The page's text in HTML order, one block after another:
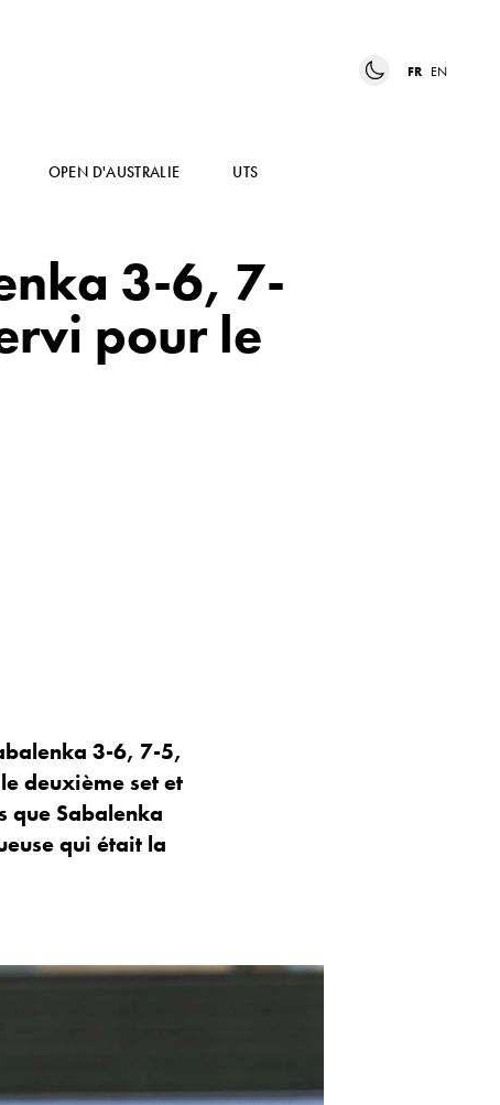
FR EN
OPEN D'AUSTRALIE UTS
3-6, 7-
pour le
3-6, 7-5,
deuxième set et
que Sabalenka
qui était la